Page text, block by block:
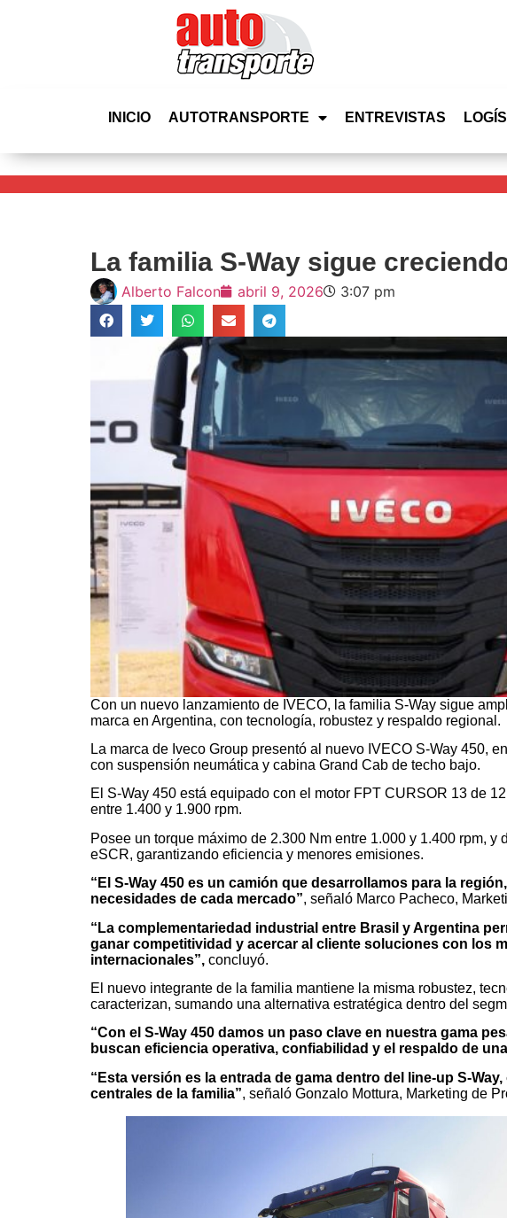
INICIO AUTOTRANSPORTE ENTREVISTAS
La familia S-Way sigue
Alberto Falcon abril 9, 2026 3:07 pm
Con un nuevo lanzamiento de IVECO, la familia S-Way sigue
marca en Argentina, con tecnología, robustez y respaldo regional.
La marca de Iveco Group presentó al nuevo IVECO S-Way 450,
con suspensión neumática y cabina Grand Cab de techo bajo.
El S-Way 450 está equipado con el motor FPT CURSOR 13 de
entre 1.400 y 1.900 rpm.
Posee un torque máximo de 2.300 Nm entre 1.000 y 1.400 rpm, y
eSCR, garantizando eficiencia y menores emisiones.
“El S-Way 450 es un camión que desarrollamos para la
necesidades de cada mercado”, señaló Marco Pacheco,
“La complementariedad industrial entre Brasil y Argentina
ganar competitividad y acercar al cliente soluciones con los
internacionales”, concluyó.
El nuevo integrante de la familia mantiene la misma robustez,
caracterizan, sumando una alternativa estratégica dentro del
“Con el S-Way 450 damos un paso clave en nuestra gama
buscan eficiencia operativa, confiabilidad y el respaldo de
“Esta versión es la entrada de gama dentro del line-up S-
centrales de la familia”, señaló Gonzalo Mottura, Marketing de